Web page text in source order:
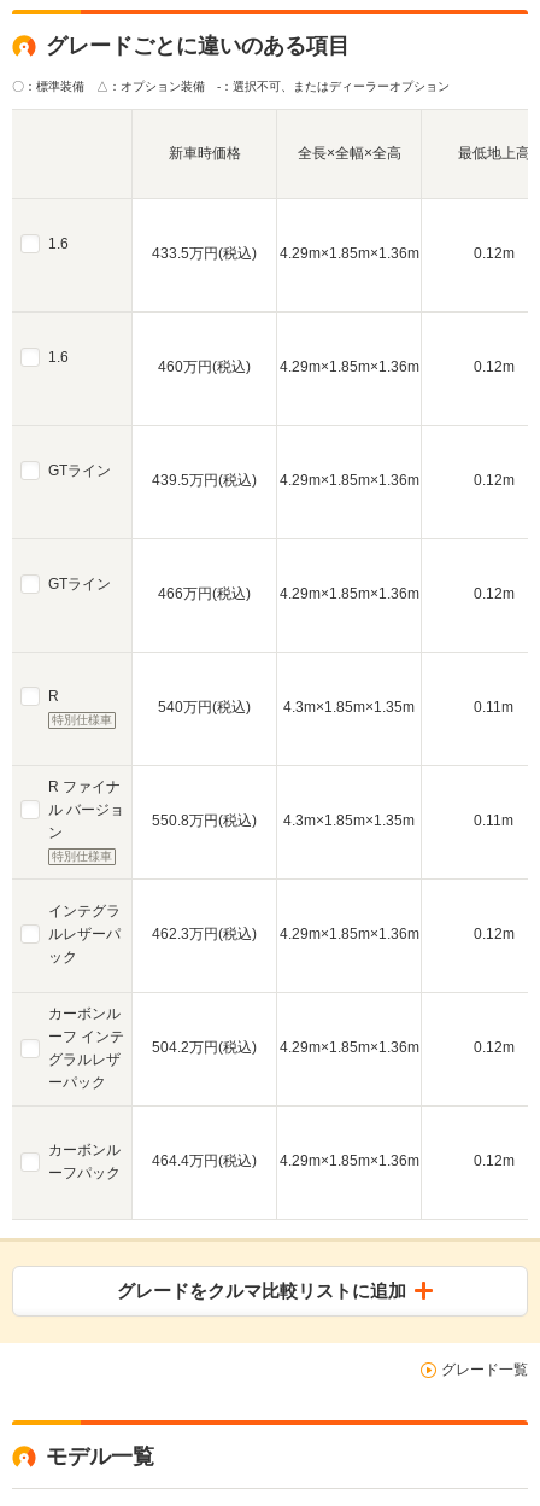
グレードごとに違いのある項目
〇：標準装備 △：オプション装備 -：選択不可、またはディーラーオプション
1.6
1.6
GTライン
GTライン
R
特別仕様車
R ファイナ
ル バージョ
ン
特別仕様車
インテグラ
ルレザーパ
ック
カーボンル
ーフ インテ
グラルレザ
ーパック
カーボンル
ーフパック
新車時価格 全長×全幅×全高 最低地上高
433.5万円(税込) 4.29m×1.85m×1.36m 0.12m
460万円(税込) 4.29m×1.85m×1.36m 0.12m
439.5万円(税込) 4.29m×1.85m×1.36m 0.12m
466万円(税込) 4.29m×1.85m×1.36m 0.12m
540万円(税込) 4.3m×1.85m×1.35m 0.11m
550.8万円(税込) 4.3m×1.85m×1.35m 0.11m
462.3万円(税込) 4.29m×1.85m×1.36m 0.12m
504.2万円(税込) 4.29m×1.85m×1.36m 0.12m
464.4万円(税込) 4.29m×1.85m×1.36m 0.12m
グレードをクルマ比較リストに追加
グレード一覧
モデル一覧